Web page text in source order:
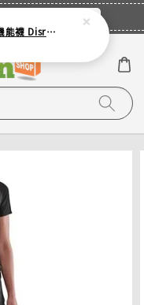
！ 立即登入
【INCYLENCE】跑步運動機能襪 Disrupts Green Cyan